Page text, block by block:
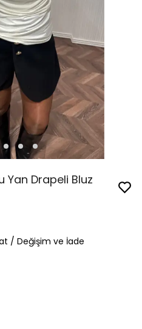
Yan Drapeli Bluz
/ Değişim ve İade